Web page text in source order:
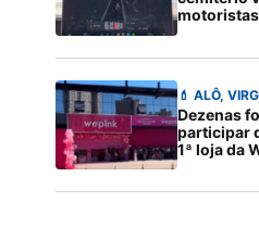
💄 ALÔ,
Dezenas
participar
1ª loja da